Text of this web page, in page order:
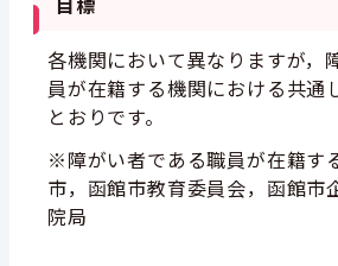
各機関において異なりますが，
員が在籍する機関における共通
とおりです。
※障がい者である職員が在籍す
市，函館市教育委員会，函館市
院局